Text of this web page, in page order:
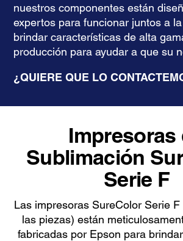
nuestros componentes están
expertos para funcionar juntos a
brindar características de alta
producción para ayudar a que su
¿QUIERE QUE LO
Impresoras
Sublimación
Serie F
Las impresoras SureColor Serie
las piezas) están
fabricadas por Epson para